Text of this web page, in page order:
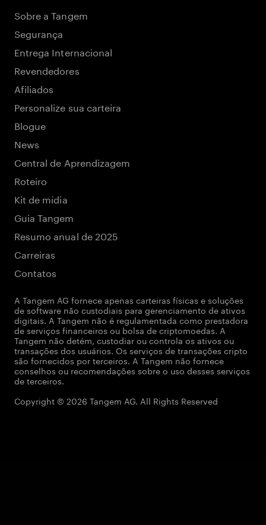
Sobre a Tangem
Segurança
Entrega Internacional
Revendedores
Afiliados
Personalize sua carteira
Blogue
News
Central de Aprendizagem
Roteiro
Kit de mídia
Guia Tangem
Resumo anual de 2025
Carreiras
Contatos
A Tangem AG fornece apenas carteiras físicas e soluções
de software não custodiais para gerenciamento de ativos
digitais. A Tangem não é regulamentada como prestadora
de serviços financeiros ou bolsa de criptomoedas. A
Tangem não detém, custodiar ou controla os ativos ou
transações dos usuários. Os serviços de transações cripto
são fornecidos por terceiros. A Tangem não fornece
conselhos ou recomendações sobre o uso desses serviços
de terceiros.